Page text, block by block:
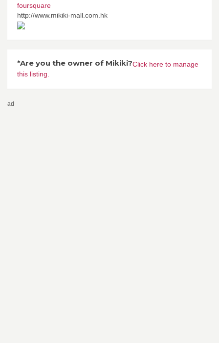
foursquare
http://www.mikiki-mall.com.hk
*Are you the owner of Mikiki?Click here to manage
this listing.
ad